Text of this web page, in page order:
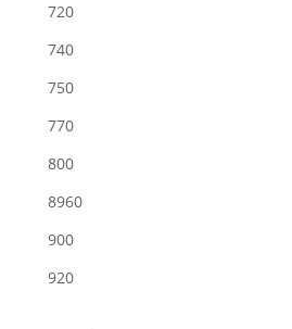
720
740
750
770
800
8960
900
920